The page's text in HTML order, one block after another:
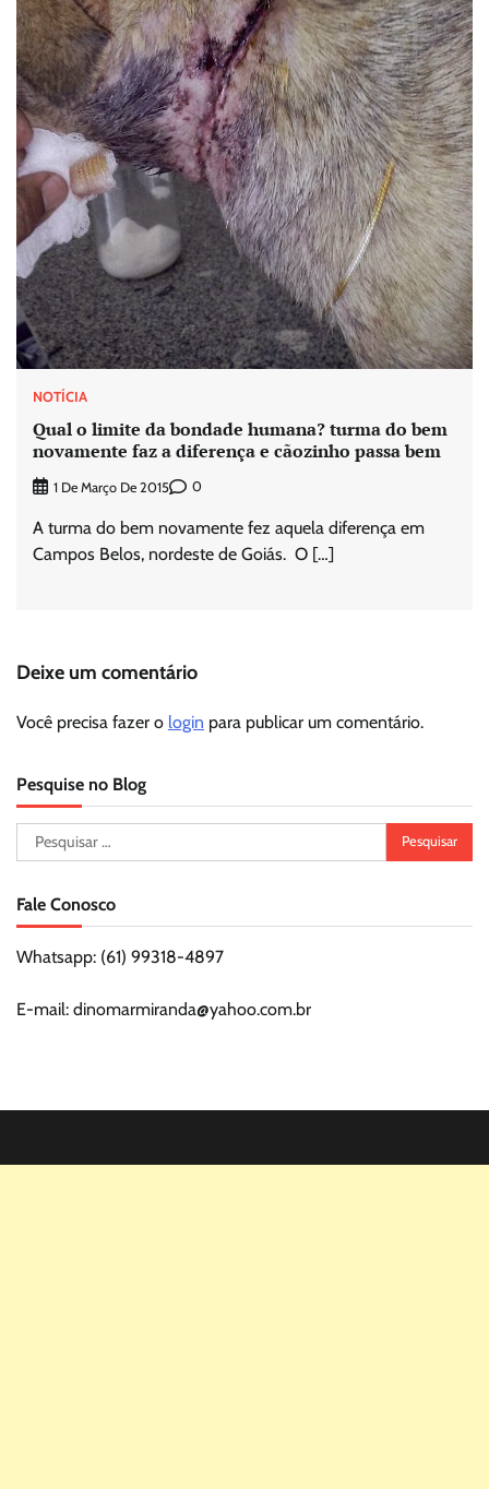
NOTÍCIA
Qual o limite da bondade humana? turma do bem
novamente faz a diferença e cãozinho passa bem
1 De Março De 2015 0
A turma do bem novamente fez aquela diferença em
Campos Belos, nordeste de Goiás. O […]
Deixe um comentário
Você precisa fazer o login para publicar um comentário.
Pesquise no Blog
Pesquisar
por:
Fale Conosco
Whatsapp: (61) 99318-4897
E-mail: dinomarmiranda@yahoo.com.br